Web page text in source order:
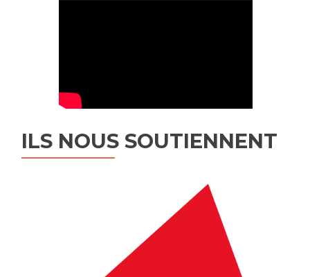
ILS NOUS SOUTIENNENT